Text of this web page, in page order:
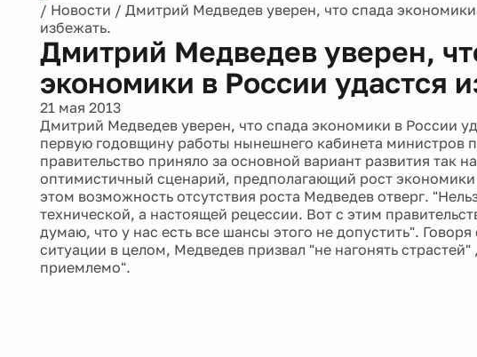
/ Новости / Дмитрий Медведев уверен, что спада экономики
избежать.
Дмитрий Медведев уверен,
экономики в России удастся
21 мая 2013
Дмитрий Медведев уверен, что спада экономики в России
первую годовщину работы нынешнего кабинета министров
правительство приняло за основной вариант развития так
оптимистичный сценарий, предполагающий рост
этом возможность отсутствия роста Медведев отверг.
технической, а настоящей рецессии. Вот с этим
думаю, что у нас есть все шансы этого не допустить".
ситуации в целом, Медведев призвал "не нагонять страстей"
приемлемо".